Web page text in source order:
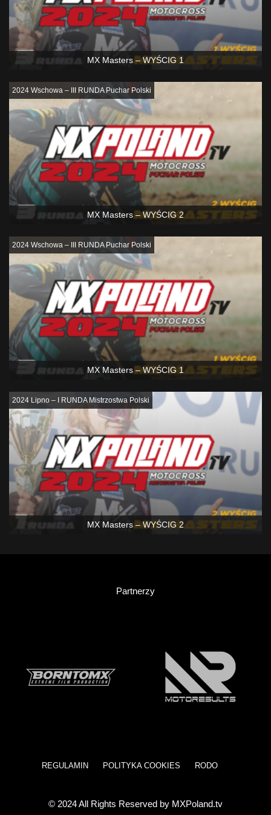
MX Masters – WYŚCIG 1
MX Masters – WYŚCIG 2
2024 Wschowa – III RUNDA Puchar Polski
MX Masters – WYŚCIG 1
2024 Wschowa – III RUNDA Puchar Polski
MX Masters – WYŚCIG 2
2024 Lipno – I RUNDA Mistrzostwa Polski
Partnerzy
REGULAMIN POLITYKA COOKIES RODO
© 2024 All Rights Reserved by MXPoland.tv